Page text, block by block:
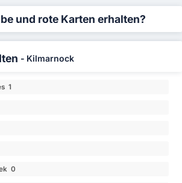
und rote Karten erhalten?
- Kilmarnock
1
0